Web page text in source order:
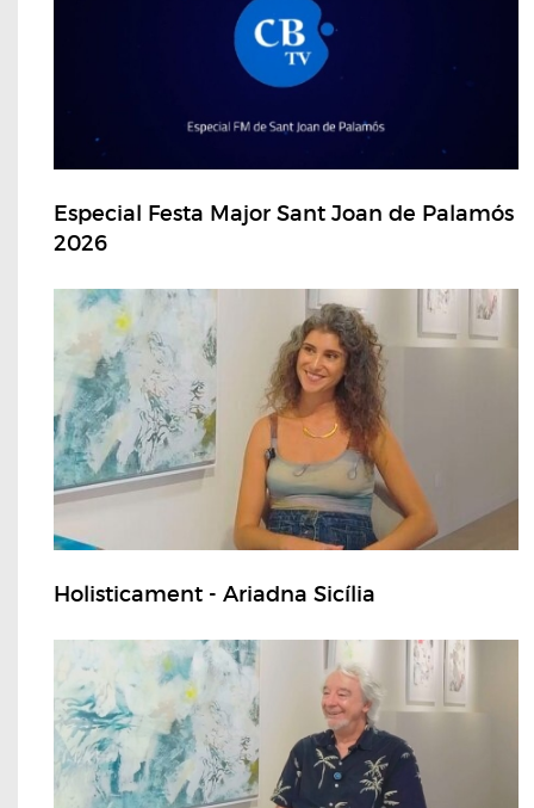
Especial Festa Major Sant Joan de Palamós
2026
Holisticament - Ariadna Sicília